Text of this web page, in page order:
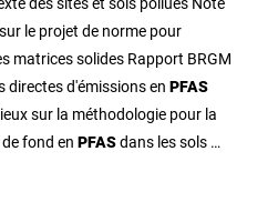
le projet de norme pour
matrices solides Rapport BRGM
directes d'émissions en PFAS
sur la méthodologie pour la
fond en PFASdans les sols …